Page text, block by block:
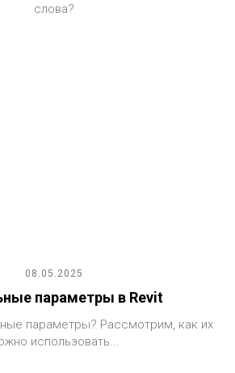
слова?
08.05.2025
параметры в Revit
параметры? Рассмотрим, как их
использовать...